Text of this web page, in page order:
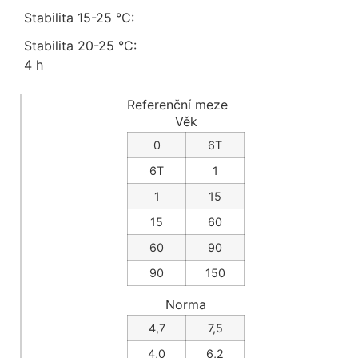
Stabilita 15-25 °C:
Stabilita 20-25 °C:
4 h
Referenční meze
Věk
0
6T
6T
1
1
15
15
60
60
90
90
150
Norma
4,7
7,5
4,0
6,2